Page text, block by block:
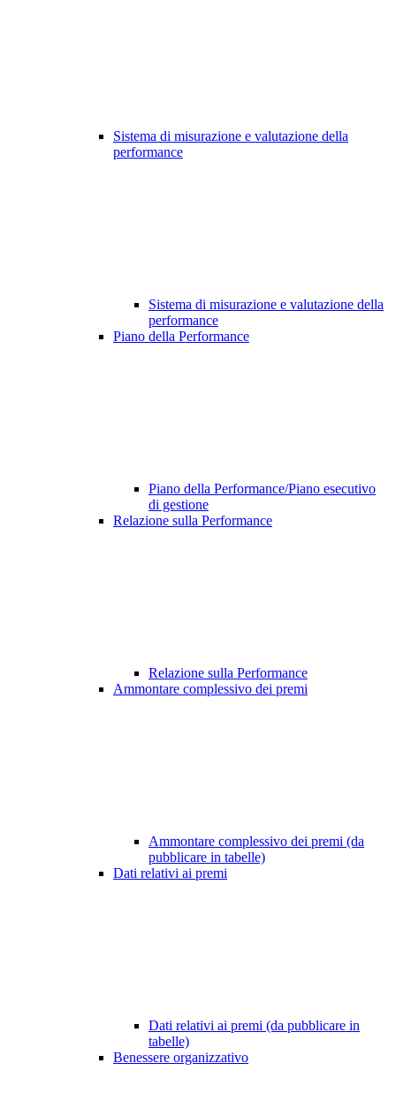
Sistema di misurazione e valutazione della
performance
Sistema di misurazione e valutazione della
performance
Piano della Performance
Piano della Performance/Piano esecutivo
di gestione
Relazione sulla Performance
Relazione sulla Performance
Ammontare complessivo dei premi
Ammontare complessivo dei premi (da
pubblicare in tabelle)
Dati relativi ai premi
Dati relativi ai premi (da pubblicare in
tabelle)
Benessere organizzativo